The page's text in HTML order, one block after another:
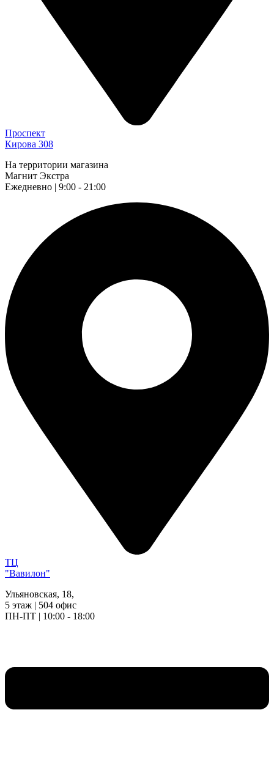
Проспект
Кирова 308
На территории магазина
Магнит Экстра
Ежедневно | 9:00 - 21:00
ТЦ
"Вавилон"
Ульяновская, 18,
5 этаж | 504 офис
ПН-ПТ | 10:00 - 18:00